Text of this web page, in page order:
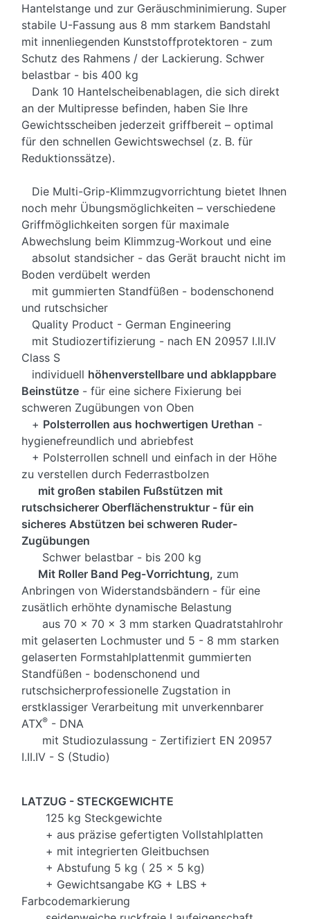
Hantelstange und zur Geräuschminimierung. Super
stabile U-Fassung aus 8 mm starkem Bandstahl
mit innenliegenden Kunststoffprotektoren - zum
Schutz des Rahmens / der Lackierung. Schwer
belastbar - bis 400 kg
Dank 10 Hantelscheibenablagen, die sich direkt
an der Multipresse befinden, haben Sie Ihre
Gewichtsscheiben jederzeit griffbereit – optimal
für den schnellen Gewichtswechsel (z. B. für
Reduktionssätze).
Die Multi-Grip-Klimmzugvorrichtung bietet Ihnen
noch mehr Übungsmöglichkeiten – verschiedene
Griffmöglichkeiten sorgen für maximale
Abwechslung beim Klimmzug-Workout und eine
absolut standsicher - das Gerät braucht nicht im
Boden verdübelt werden
mit gummierten Standfüßen - bodenschonend
und rutschsicher
Quality Product - German Engineering
mit Studiozertifizierung - nach EN 20957 I.II.IV
Class S
individuell höhenverstellbare und abklappbare
Beinstütze - für eine sichere Fixierung bei
schweren Zugübungen von Oben
+ Polsterrollen aus hochwertigen Urethan -
hygienefreundlich und abriebfest
+ Polsterrollen schnell und einfach in der Höhe
zu verstellen durch Federrastbolzen
mit großen stabilen Fußstützen mit
rutschsicherer Oberflächenstruktur - für ein
sicheres Abstützen bei schweren Ruder-
Zugübungen
Schwer belastbar - bis 200 kg
Mit Roller Band Peg-Vorrichtung, zum
Anbringen von Widerstandsbändern - für eine
zusätlich erhöhte dynamische Belastung
aus 70 x 70 x 3 mm starken Quadratstahlrohr
mit gelaserten Lochmuster und 5 - 8 mm starken
gelaserten Formstahlplattenmit gummierten
Standfüßen - bodenschonend und
rutschsicherprofessionelle Zugstation in
erstklassiger Verarbeitung mit unverkennbarer
ATX® - DNA
mit Studiozulassung - Zertifiziert EN 20957
I.II.IV - S (Studio)
LATZUG - STECKGEWICHTE
125 kg Steckgewichte
+ aus präzise gefertigten Vollstahlplatten
+ mit integrierten Gleitbuchsen
+ Abstufung 5 kg ( 25 x 5 kg)
+ Gewichtsangabe KG + LBS +
Farbcodemarkierung